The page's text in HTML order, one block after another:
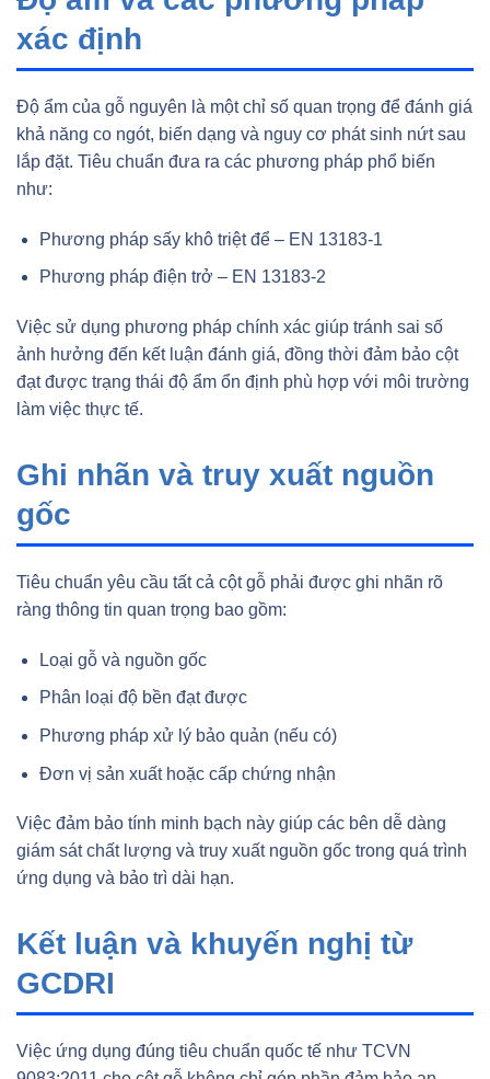
xác định
Độ ẩm của gỗ nguyên là một chỉ số quan trọng để đánh giá
khả năng co ngót, biến dạng và nguy cơ phát sinh nứt sau
lắp đặt. Tiêu chuẩn đưa ra các phương pháp phổ biến
như:
Phương pháp sấy khô triệt để – EN 13183-1
Phương pháp điện trở – EN 13183-2
Việc sử dụng phương pháp chính xác giúp tránh sai số
ảnh hưởng đến kết luận đánh giá, đồng thời đảm bảo cột
đạt được trạng thái độ ẩm ổn định phù hợp với môi trường
làm việc thực tế.
Ghi nhãn và truy xuất nguồn
gốc
Tiêu chuẩn yêu cầu tất cả cột gỗ phải được ghi nhãn rõ
ràng thông tin quan trọng bao gồm:
Loại gỗ và nguồn gốc
Phân loại độ bền đạt được
Phương pháp xử lý bảo quản (nếu có)
Đơn vị sản xuất hoặc cấp chứng nhận
Việc đảm bảo tính minh bạch này giúp các bên dễ dàng
giám sát chất lượng và truy xuất nguồn gốc trong quá trình
ứng dụng và bảo trì dài hạn.
Kết luận và khuyến nghị từ
GCDRI
Việc ứng dụng đúng tiêu chuẩn quốc tế như TCVN